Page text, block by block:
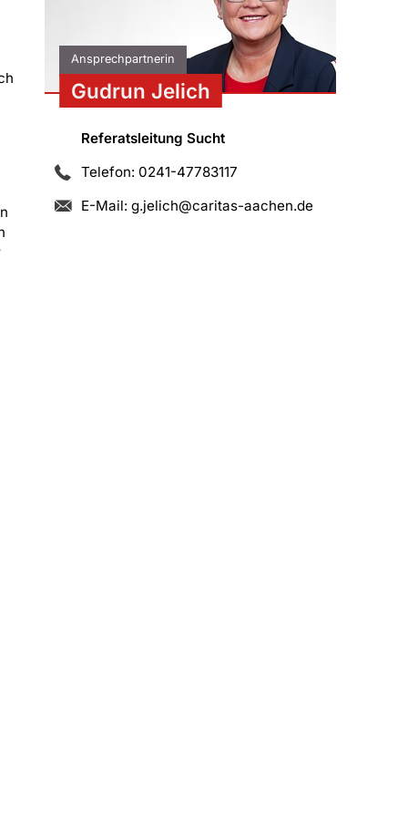
Ansprechpartnerin
Gudrun Jelich
Referatsleitung Sucht
Telefon: 0241-47783117
E-Mail: g.jelich@caritas-aachen.de